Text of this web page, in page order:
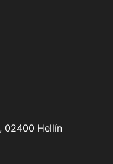
02400 Hellín